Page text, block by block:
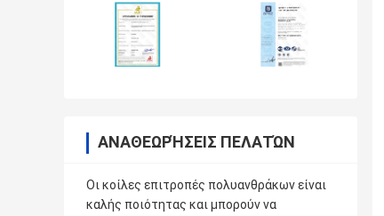
ΑΝΑΘΕΩΡΉΣΕΙΣ ΠΕΛΑΤΏΝ
Οι κοίλες επιτροπές πολυανθράκων είναι
καλής ποιότητας και μπορούν να